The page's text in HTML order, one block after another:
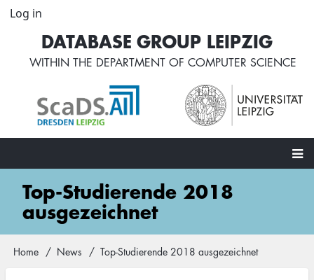
Skip
content
User
account
menu
Log in
DATABASE GROUP LEIPZIG
WITHIN THE DEPARTMENT OF COMPUTER SCIENCE
Main
navigation
Top-Studierende 2018
ausgezeichnet
Breadcrumb
Home News Top-Studierende 2018 ausgezeichnet